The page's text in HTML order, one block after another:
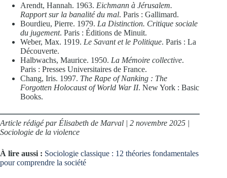
Arendt, Hannah. 1963. Eichmann à Jérusalem.
Rapport sur la banalité du mal. Paris : Gallimard.
Bourdieu, Pierre. 1979. La Distinction. Critique sociale
du jugement. Paris : Éditions de Minuit.
Weber, Max. 1919. Le Savant et le Politique. Paris : La
Découverte.
Halbwachs, Maurice. 1950. La Mémoire collective.
Paris : Presses Universitaires de France.
Chang, Iris. 1997. The Rape of Nanking : The
Forgotten Holocaust of World War II. New York : Basic
Books.
Article rédigé par Élisabeth de Marval | 2 novembre 2025 |
Sociologie de la violence
À lire aussi : Sociologie classique : 12 théories fondamentales
pour comprendre la société